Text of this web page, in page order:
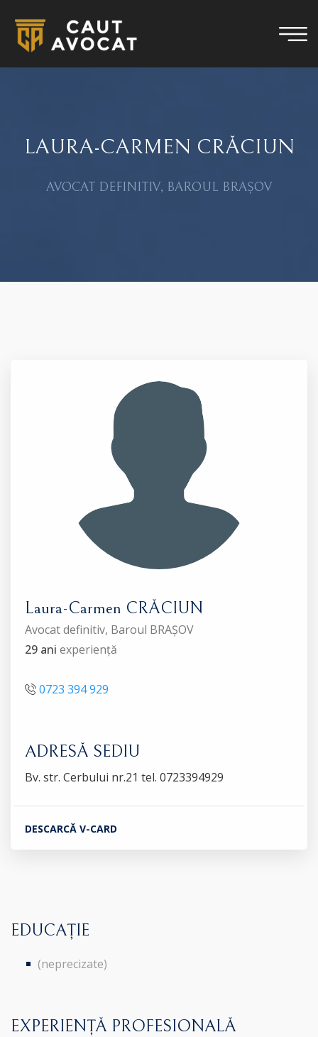
LAURA-CARMEN CRĂCIUN
AVOCAT DEFINITIV, BAROUL BRAȘOV
Laura-Carmen CRĂCIUN
Avocat definitiv, Baroul BRAȘOV
29 ani experiență
0723 394 929
ADRESĂ SEDIU
Bv. str. Cerbului nr.21 tel. 0723394929
DESCARCĂ V-CARD
EDUCAȚIE
(neprecizate)
EXPERIENȚĂ PROFESIONALĂ